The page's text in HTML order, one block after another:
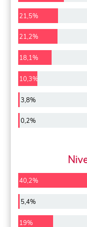
21,5%
21,2%
18,1%
10,3%
3,8%
0,2%
40,2%
5,4%
19%